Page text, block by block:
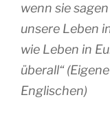
wenn sie
unsere Leben
wie Leben in
überall“
Englischen)